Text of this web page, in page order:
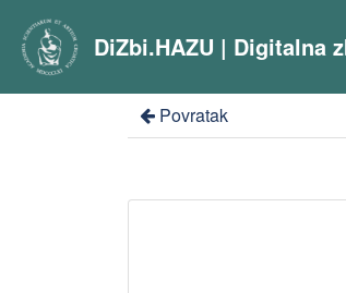
DiZbi.HAZU | Digitalna
Povratak